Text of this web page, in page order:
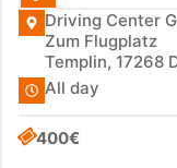
Driving Center
Zum Flugplatz
Templin, 17268
All day
400€